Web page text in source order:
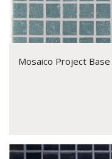
Mosaico Project